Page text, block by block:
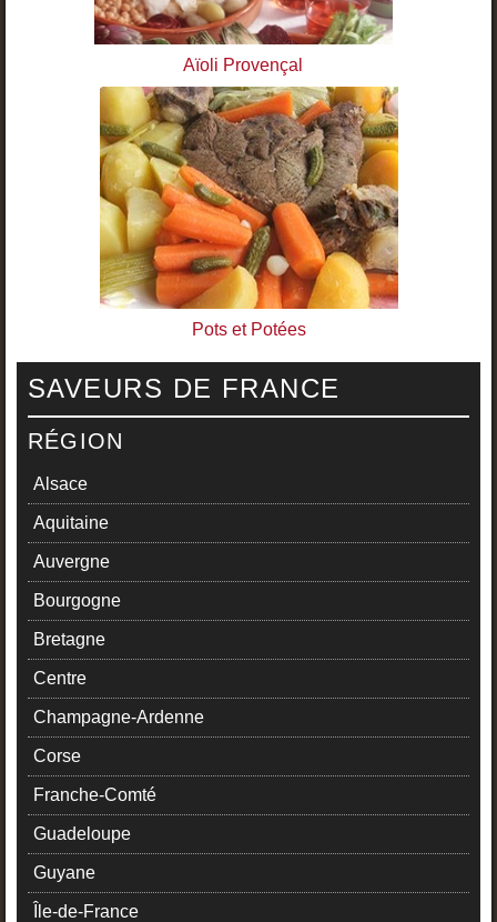
Aïoli Provençal
Pots et Potées
SAVEURS DE FRANCE
RÉGION
Alsace
Aquitaine
Auvergne
Bourgogne
Bretagne
Centre
Champagne-Ardenne
Corse
Franche-Comté
Guadeloupe
Guyane
Île-de-France